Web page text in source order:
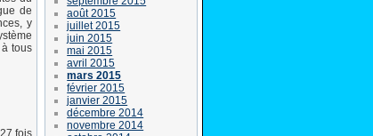
de
y
tous
fois
août 2015
juillet 2015
juin 2015
mai 2015
avril 2015
mars 2015
février 2015
janvier 2015
décembre 2014
novembre 2014